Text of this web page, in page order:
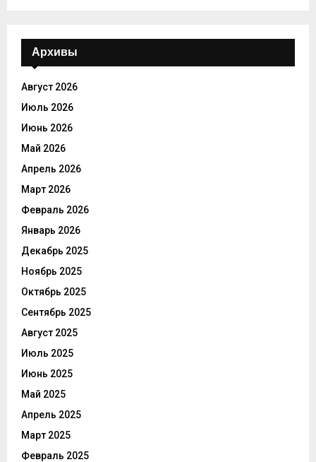
Архивы
Август 2026
Июль 2026
Июнь 2026
Май 2026
Апрель 2026
Март 2026
Февраль 2026
Январь 2026
Декабрь 2025
Ноябрь 2025
Октябрь 2025
Сентябрь 2025
Август 2025
Июль 2025
Июнь 2025
Май 2025
Апрель 2025
Март 2025
Февраль 2025